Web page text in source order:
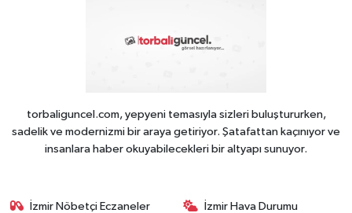
torbaliguncel.com, yepyeni temasıyla sizleri buluştururken,
sadelik ve modernizmi bir araya getiriyor. Şatafattan kaçınıyor ve
insanlara haber okuyabilecekleri bir altyapı sunuyor.
İzmir Nöbetçi Eczaneler İzmir Hava Durumu